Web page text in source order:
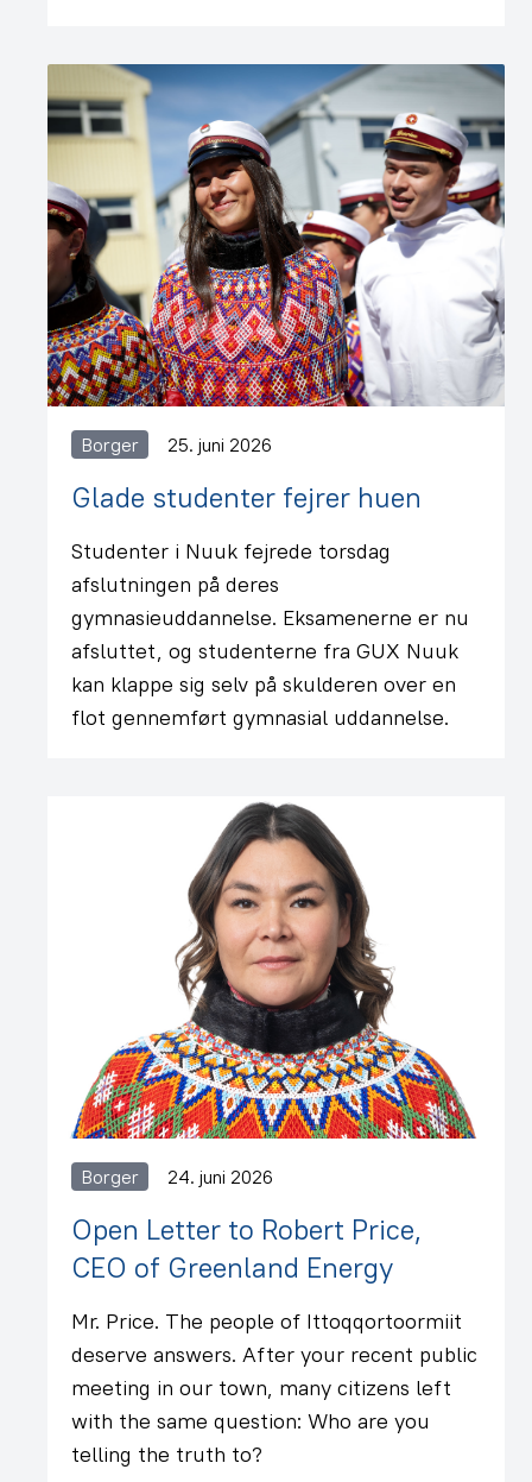
Borger 25. juni 2026
Glade studenter fejrer huen
Studenter i Nuuk fejrede torsdag
afslutningen på deres
gymnasieuddannelse. Eksamenerne er nu
afsluttet, og studenterne fra GUX Nuuk
kan klappe sig selv på skulderen over en
flot gennemført gymnasial uddannelse.
Borger 24. juni 2026
Open Letter to Robert Price,
CEO of Greenland Energy
Mr. Price. The people of Ittoqqortoormiit
deserve answers. After your recent public
meeting in our town, many citizens left
with the same question: Who are you
telling the truth to?